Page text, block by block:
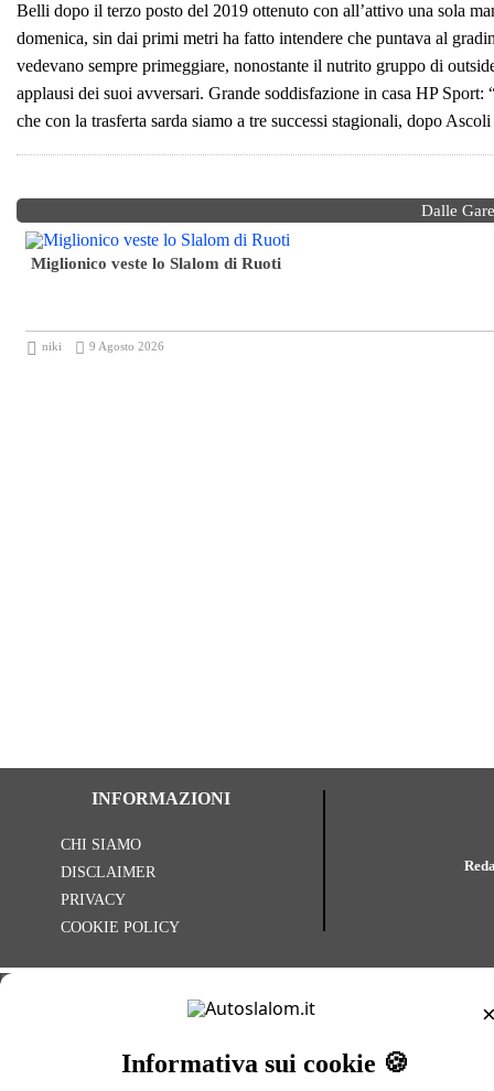
Belli dopo il terzo posto del 2019 ottenuto con all’attivo una sola
domenica, sin dai primi metri ha fatto intendere che puntava al
vedevano sempre primeggiare, nonostante il nutrito gruppo di
applausi dei suoi avversari. Grande soddisfazione in casa HP
che con la trasferta sarda siamo a tre successi stagionali, dopo
Dalle Gare
Miglionico veste lo Slalom di Ruoti
niki 9 Agosto 2026
INFORMAZIONI
CHI SIAMO
DISCLAIMER
PRIVACY
COOKIE POLICY
Informativa sui cookie 🍪
Trofeo Nord
Trofeo Centro Sud